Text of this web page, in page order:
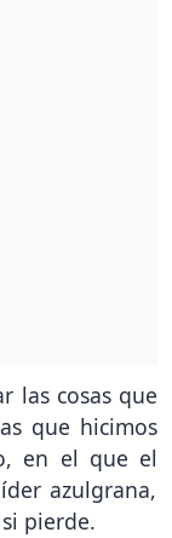
las cosas que
que hicimos
en el que el
azulgrana,
pierde.